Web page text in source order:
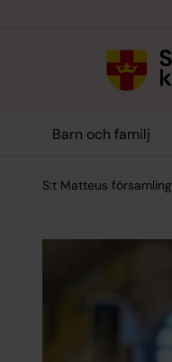
Barn och familj
S:t Matteus församling